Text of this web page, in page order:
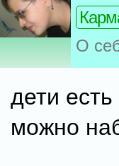
О
дети
можно